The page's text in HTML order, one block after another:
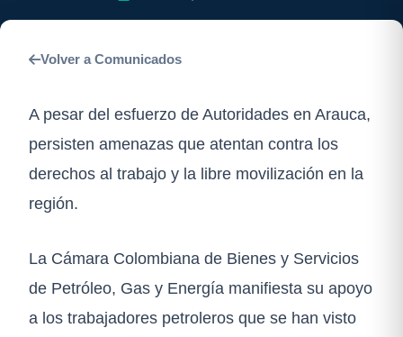
Volver a Comunicados
A pesar del esfuerzo de Autoridades en Arauca,
persisten amenazas que atentan contra los
derechos al trabajo y la libre movilización en la
región.
La Cámara Colombiana de Bienes y Servicios
de Petróleo, Gas y Energía manifiesta su apoyo
a los trabajadores petroleros que se han visto